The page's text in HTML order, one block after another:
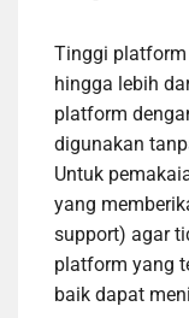
Tinggi platform
hingga lebih
platform
digunakan
Untuk
yang
support) agar
platform yang
baik dapat